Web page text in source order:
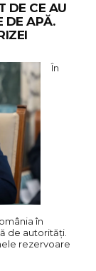
DE CE AU
DE APĂ.
În
în
de autorități.
rezervoare